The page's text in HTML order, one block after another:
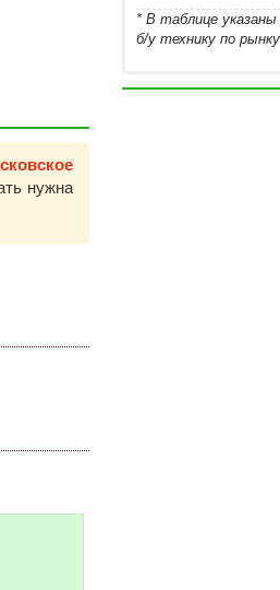
нужна
* В таблице
б/у технику по